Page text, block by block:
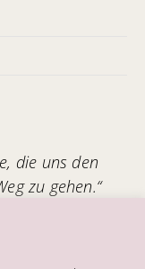
die uns den
zu gehen.“